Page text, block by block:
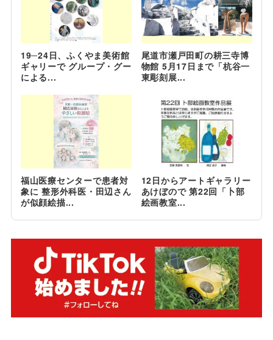
19─24日、ふくやま美術館
ギャリーで グループ・グー
による...
尾道市瀬戸田町の耕三寺博
物館 5月17日まで「杭谷一
東彫刻展...
福山医療センターで患者対
象に 整形外科医・田辺さん
が似顔絵描...
12日からアートギャラリー
あけぼので 第22回「卜部
絵画教室...